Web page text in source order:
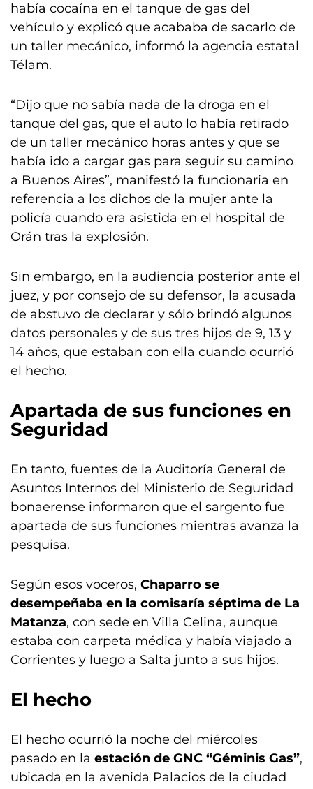
había cocaína en el tanque de gas del
vehículo y explicó que acababa de sacarlo de
un taller mecánico, informó la agencia estatal
Télam.
“Dijo que no sabía nada de la droga en el
tanque del gas, que el auto lo había retirado
de un taller mecánico horas antes y que se
había ido a cargar gas para seguir su camino
a Buenos Aires”, manifestó la funcionaria en
referencia a los dichos de la mujer ante la
policía cuando era asistida en el hospital de
Orán tras la explosión.
Sin embargo, en la audiencia posterior ante el
juez, y por consejo de su defensor, la acusada
de abstuvo de declarar y sólo brindó algunos
datos personales y de sus tres hijos de 9, 13 y
14 años, que estaban con ella cuando ocurrió
el hecho.
Apartada de sus funciones en
Seguridad
En tanto, fuentes de la Auditoría General de
Asuntos Internos del Ministerio de Seguridad
bonaerense informaron que el sargento fue
apartada de sus funciones mientras avanza la
pesquisa.
Según esos voceros, Chaparro se
desempeñaba en la comisaría séptima de La
Matanza, con sede en Villa Celina, aunque
estaba con carpeta médica y había viajado a
Corrientes y luego a Salta junto a sus hijos.
El hecho
El hecho ocurrió la noche del miércoles
pasado en la estación de GNC “Géminis Gas”,
ubicada en la avenida Palacios de la ciudad